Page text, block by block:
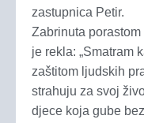
zastupnica Petir.
Zabrinuta
je rekla: „Smatram
zaštitom ljudskih
strahuju za svoj
djece koja gube